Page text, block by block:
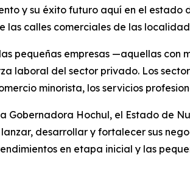
y su éxito futuro aquí en el
las calles comerciales de las
pequeñas empresas —aquellas
laboral del sector privado. Los
minorista, los servicios
Gobernadora Hochul, el Estado de
desarrollar y fortalecer sus
en etapa inicial y las